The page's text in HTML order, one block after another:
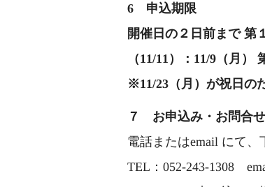
6 申込期限
開催日の２日前まで 第
（11/11）：11/9（月）
※11/23（月）が祝日の
７ お申込み・お問合
電話またはemail にて、
TEL：052-243-1308